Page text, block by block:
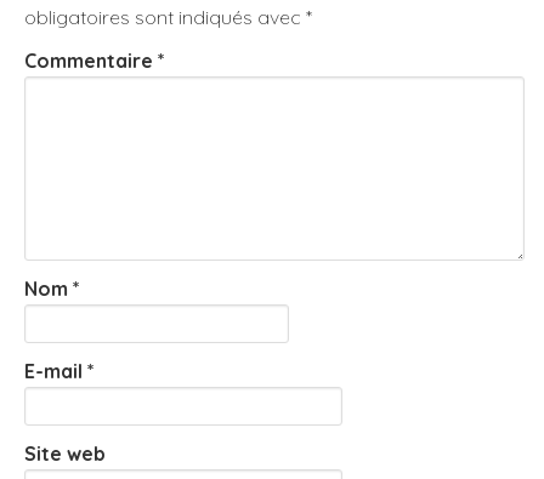
obligatoires sont indiqués avec *
Commentaire *
Nom *
E-mail *
Site web